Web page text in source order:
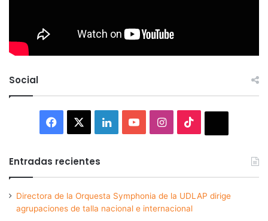
Social
Facebook LinkedInYouTubeInstagram
Entradas recientes
Directora de la Orquesta Symphonia de la UDLAP dirige
agrupaciones de talla nacional e internacional